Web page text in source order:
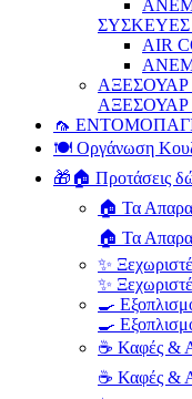
ΣΥΣΚΕΥΕΣ
AIR
🦟
🍽️ Οργάνωση
🎁🏠 Προτάσεις
🏠 Τα
🏠 Τα
✨
✨
🍳
🍳
☕ Καφές &
☕ Καφές &